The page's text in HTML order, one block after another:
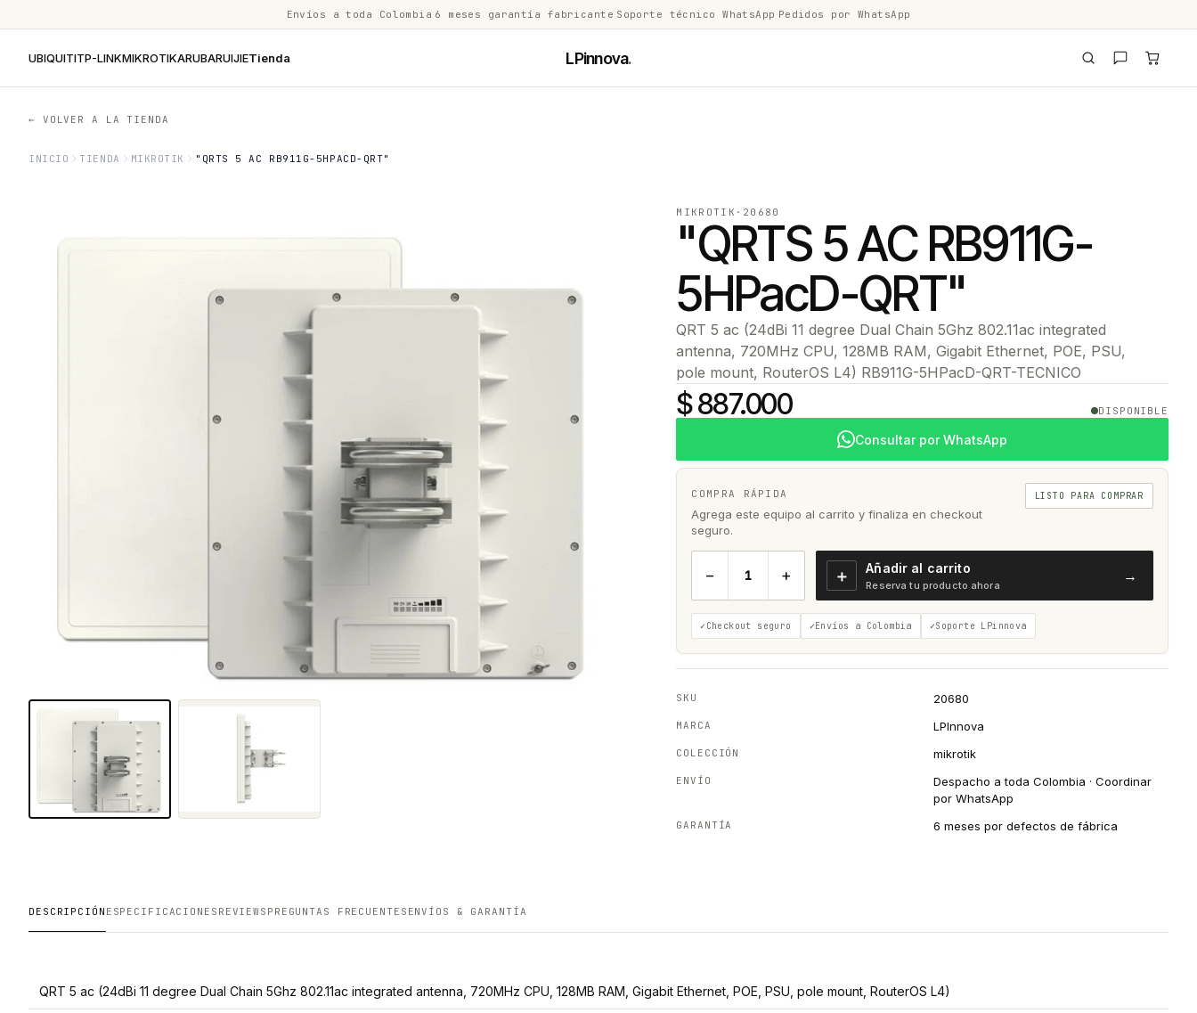
Envíos a toda Colombia 6 meses garantía fabricante Soporte técnico WhatsApp Pedidos por WhatsApp
UBIQUITITP-LINKMIKROTIKARUBARUIJIETienda LPinnova.
← VOLVER A LA TIENDA
INICIO TIENDA MIKROTIK "QRTS 5 AC RB911G-5HPACD-QRT"
MIKROTIK · 20680
"QRTS 5 AC RB911G-
5HPacD-QRT"
QRT 5 ac (24dBi 11 degree Dual Chain 5Ghz 802.11ac integrated
antenna, 720MHz CPU, 128MB RAM, Gigabit Ethernet, POE, PSU,
pole mount, RouterOS L4) RB911G-5HPacD-QRT-TECNICO
$ 887.000 DISPONIBLE
Consultar por WhatsApp
COMPRA RÁPIDA
Agrega este equipo al carrito y finaliza en checkout
seguro.
LISTO PARA COMPRAR
− + ＋ Añadir al carrito
Reserva tu producto ahora
→
Checkout seguro Envíos a Colombia Soporte LPinnova
SKU 20680
MARCA LPInnova
COLECCIÓN mikrotik
ENVÍO
Despacho a toda Colombia · Coordinar
por WhatsApp
GARANTÍA 6 meses por defectos de fábrica
DESCRIPCIÓN ESPECIFICACIONES REVIEWS PREGUNTAS FRECUENTES ENVÍOS & GARANTÍA
QRT 5 ac (24dBi 11 degree Dual Chain 5Ghz 802.11ac integrated antenna, 720MHz CPU, 128MB RAM, Gigabit Ethernet, POE, PSU, pole mount, RouterOS L4)